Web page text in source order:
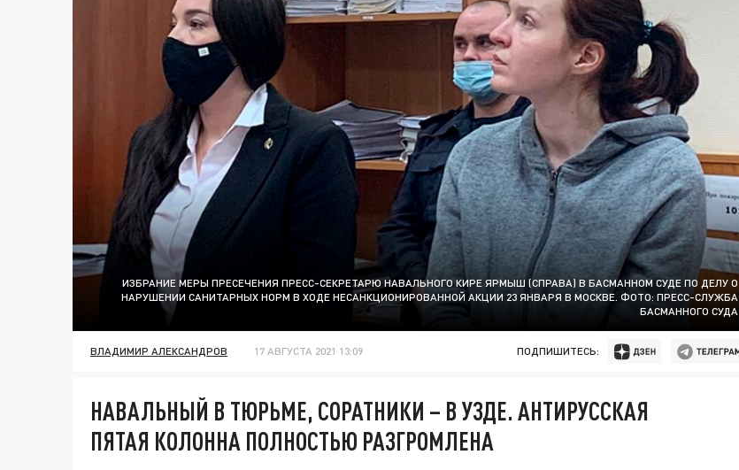
ИЗБРАНИЕ МЕРЫ ПРЕСЕЧЕНИЯ ПРЕСС-СЕКРЕТАРЮ НАВАЛЬНОГО КИРЕ ЯРМЫШ (СПРАВА) В БАСМАННОМ СУДЕ ПО ДЕЛУ О
НАРУШЕНИИ САНИТАРНЫХ НОРМ В ХОДЕ НЕСАНКЦИОНИРОВАННОЙ АКЦИИ 23 ЯНВАРЯ В МОСКВЕ. ФОТО: ПРЕСС-СЛУЖБА
БАСМАННОГО СУДА
ВЛАДИМИР АЛЕКСАНДРОВ 17 АВГУСТА 2021 13:09 ПОДПИШИТЕСЬ:
НАВАЛЬНЫЙ В ТЮРЬМЕ, СОРАТНИКИ – В УЗДЕ. АНТИРУССКАЯ
ПЯТАЯ КОЛОННА ПОЛНОСТЬЮ РАЗГРОМЛЕНА